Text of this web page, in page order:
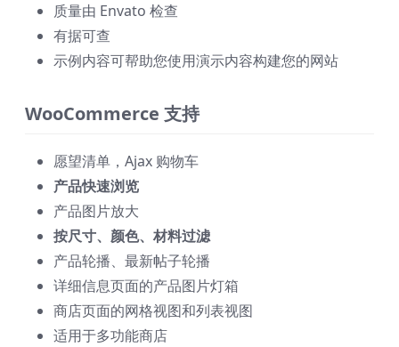
质量由 Envato 检查
有据可查
示例内容可帮助您使用演示内容构建您的网站
WooCommerce 支持
愿望清单，Ajax 购物车
产品快速浏览
产品图片放大
按尺寸、颜色、材料过滤
产品轮播、最新帖子轮播
详细信息页面的产品图片灯箱
商店页面的网格视图和列表视图
适用于多功能商店